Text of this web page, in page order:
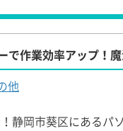
で作業効率アップ！
他
静岡市葵区にある